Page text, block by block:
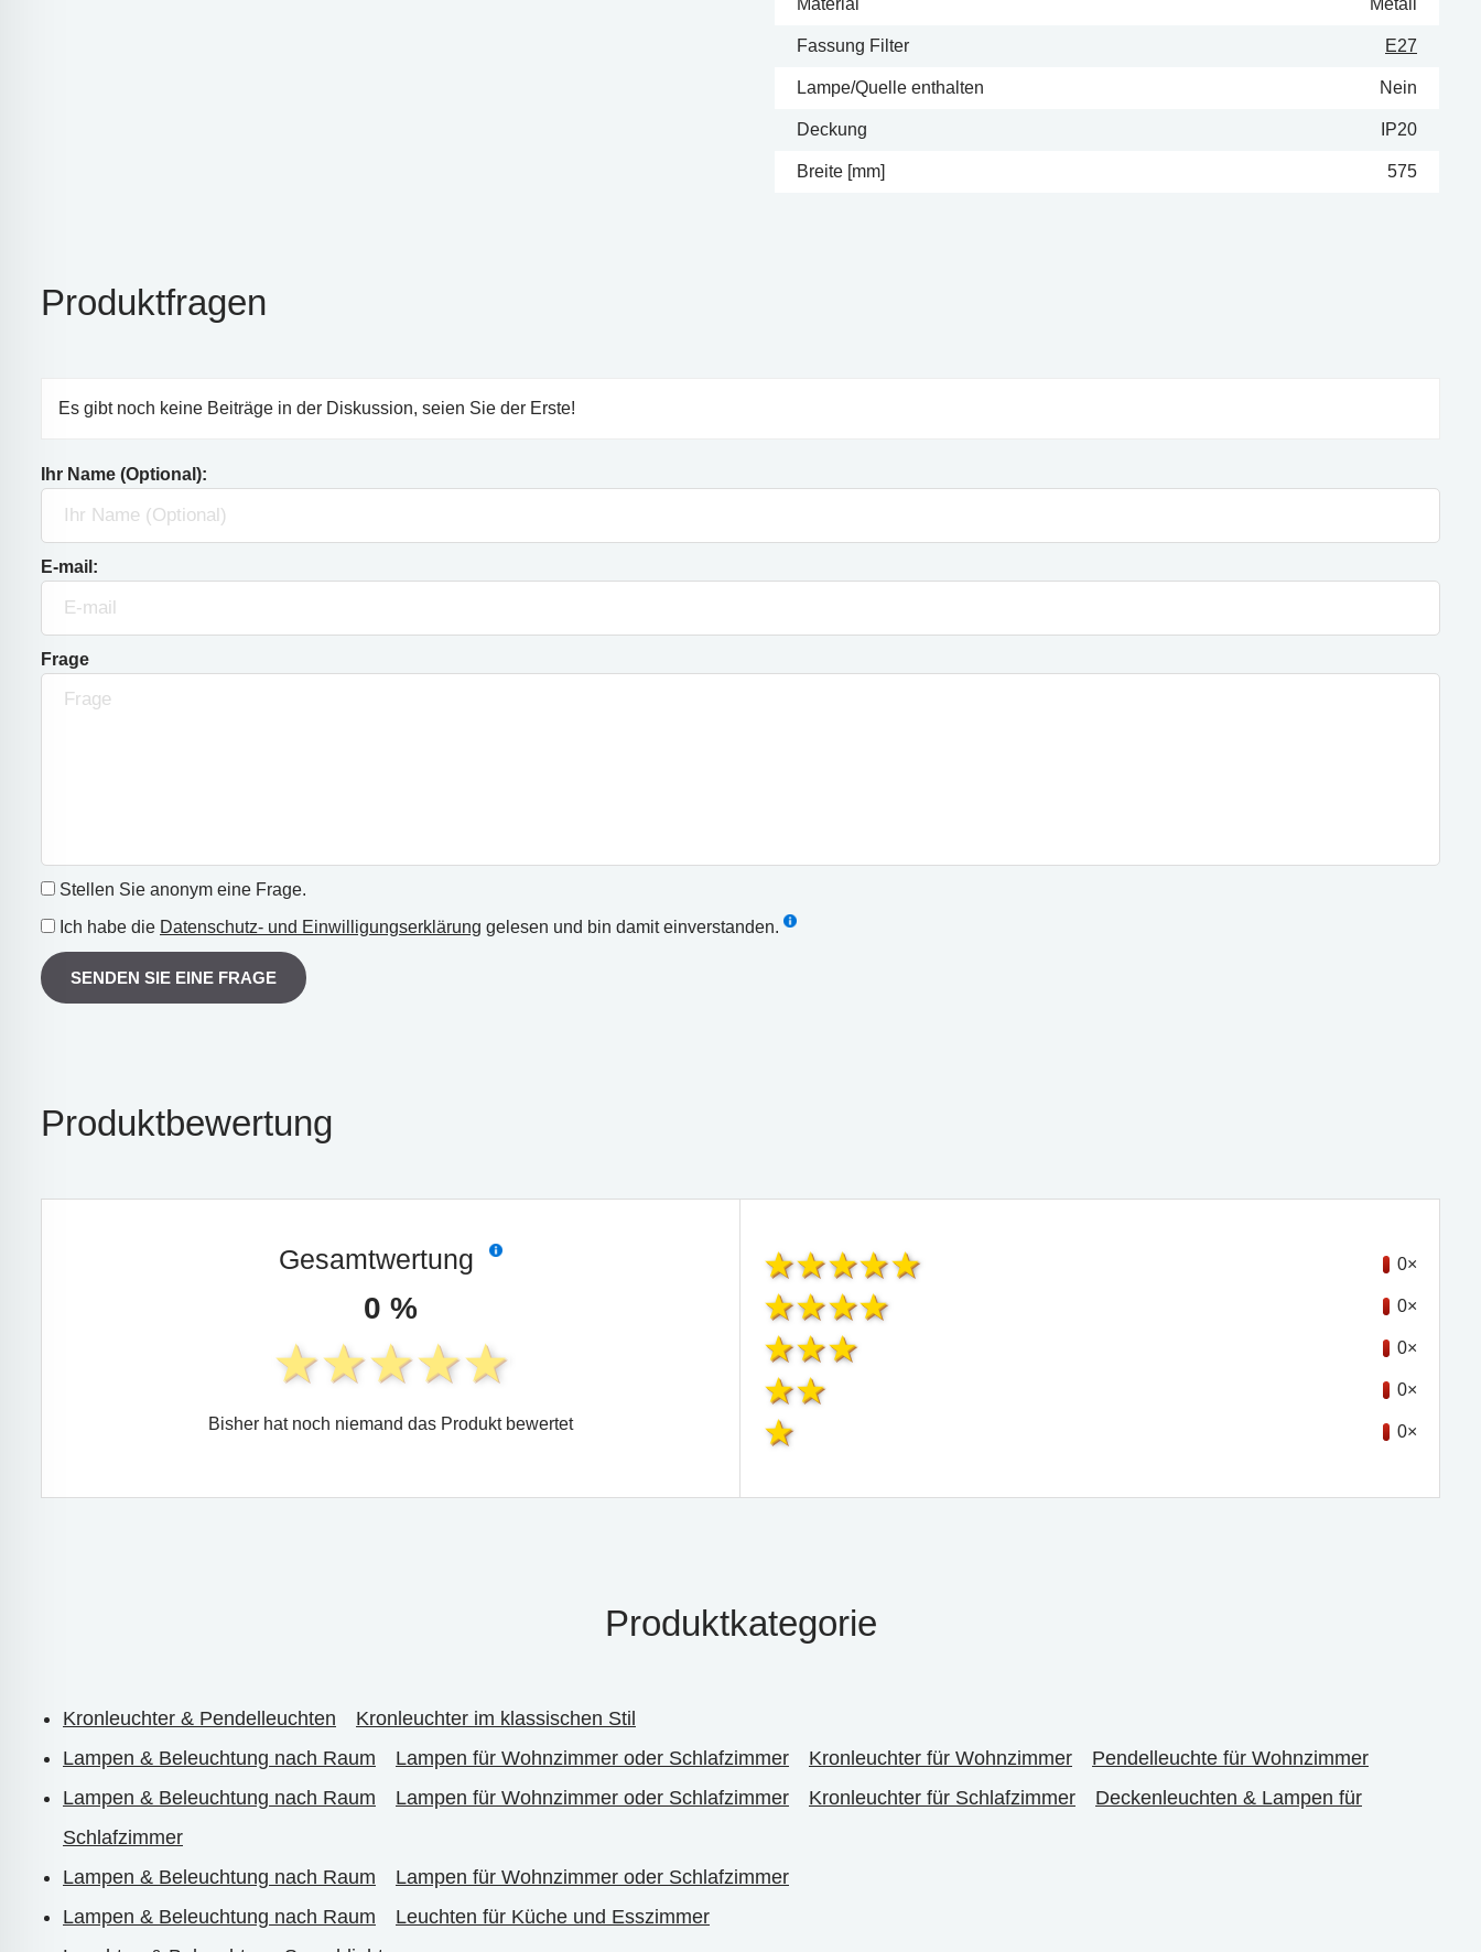
Material Metall
Fassung Filter E27
Lampe/Quelle enthalten Nein
Deckung IP20
Breite [mm] 575
Produktfragen
Es gibt noch keine Beiträge in der Diskussion, seien Sie der Erste!
Ihr Name (Optional):
E-mail:
Frage
Stellen Sie anonym eine Frage.
Ich habe die Datenschutz- und Einwilligungserklärung gelesen und bin damit einverstanden.
SENDEN SIE EINE FRAGE
Produktbewertung
Gesamtwertung
0 %
Bisher hat noch niemand das Produkt bewertet
0×
0×
0×
0×
0×
Produktkategorie
Kronleuchter & Pendelleuchten
Kronleuchter im klassischen Stil
Lampen & Beleuchtung nach Raum
Lampen für Wohnzimmer oder Schlafzimmer Kronleuchter für Wohnzimmer
Pendelleuchte für Wohnzimmer
Lampen & Beleuchtung nach Raum
Lampen für Wohnzimmer oder Schlafzimmer Kronleuchter für Schlafzimmer
Deckenleuchten & Lampen für
Schlafzimmer
Lampen & Beleuchtung nach Raum
Lampen für Wohnzimmer oder Schlafzimmer
Lampen & Beleuchtung nach Raum
Leuchten für Küche und Esszimmer